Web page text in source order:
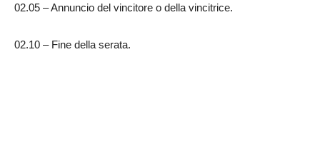
02.05 – Annuncio del vincitore o della vincitrice.
02.10 – Fine della serata.